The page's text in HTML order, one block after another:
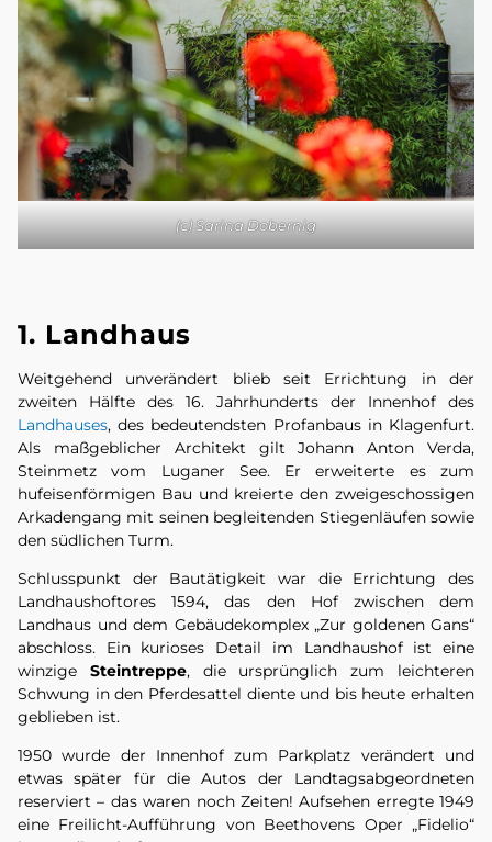
(c) Sarina Dobernig
1. Landhaus
Weitgehend unverändert blieb seit Errichtung in der
zweiten Hälfte des 16. Jahrhunderts der Innenhof des
Landhauses, des bedeutendsten Profanbaus in Klagenfurt.
Als maßgeblicher Architekt gilt Johann Anton Verda,
Steinmetz vom Luganer See. Er erweiterte es zum
hufeisenförmigen Bau und kreierte den zweigeschossigen
Arkadengang mit seinen begleitenden Stiegenläufen sowie
den südlichen Turm.
Schlusspunkt der Bautätigkeit war die Errichtung des
Landhaushoftores 1594, das den Hof zwischen dem
Landhaus und dem Gebäudekomplex „Zur goldenen Gans“
abschloss. Ein kurioses Detail im Landhaushof ist eine
winzige Steintreppe, die ursprünglich zum leichteren
Schwung in den Pferdesattel diente und bis heute erhalten
geblieben ist.
1950 wurde der Innenhof zum Parkplatz verändert und
etwas später für die Autos der Landtagsabgeordneten
reserviert – das waren noch Zeiten! Aufsehen erregte 1949
eine Freilicht-Aufführung von Beethovens Oper „Fidelio“